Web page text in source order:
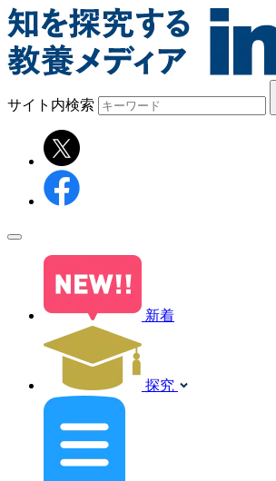
サイト内検索
新着
探究